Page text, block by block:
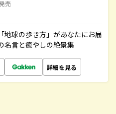
売
地球の歩き方」があなたにお届
名言と癒やしの絶景集
詳細を見る